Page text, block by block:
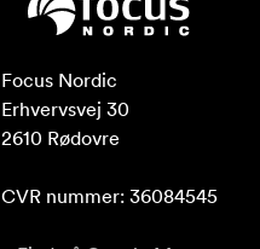
Focus Nordic
Erhvervsvej 30
2610 Rødovre
CVR nummer: 36084545